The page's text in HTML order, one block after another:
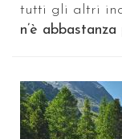
tutti gli altri
n’è